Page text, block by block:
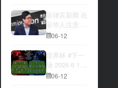
菲律宾新闻 在
菲华人注意 近
期出现假冒移
上门敲诈案
件，已有多人
举报中招
06-12
世界杯 #下一
场 2026 6 12
15:00整 加拿
06-12